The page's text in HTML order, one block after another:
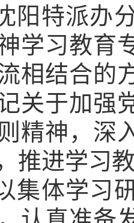
阳特派办
学习教育
相结合的
关于加强
精神，深
推进学习
集体学习